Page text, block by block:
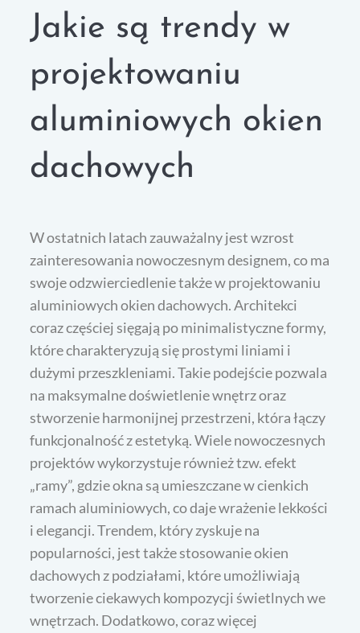
Jakie są trendy w
projektowaniu
aluminiowych okien
dachowych
W ostatnich latach zauważalny jest wzrost
zainteresowania nowoczesnym designem, co ma
swoje odzwierciedlenie także w projektowaniu
aluminiowych okien dachowych. Architekci
coraz częściej sięgają po minimalistyczne formy,
które charakteryzują się prostymi liniami i
dużymi przeszkleniami. Takie podejście pozwala
na maksymalne doświetlenie wnętrz oraz
stworzenie harmonijnej przestrzeni, która łączy
funkcjonalność z estetyką. Wiele nowoczesnych
projektów wykorzystuje również tzw. efekt
„ramy”, gdzie okna są umieszczane w cienkich
ramach aluminiowych, co daje wrażenie lekkości
i elegancji. Trendem, który zyskuje na
popularności, jest także stosowanie okien
dachowych z podziałami, które umożliwiają
tworzenie ciekawych kompozycji świetlnych we
wnętrzach. Dodatkowo, coraz więcej